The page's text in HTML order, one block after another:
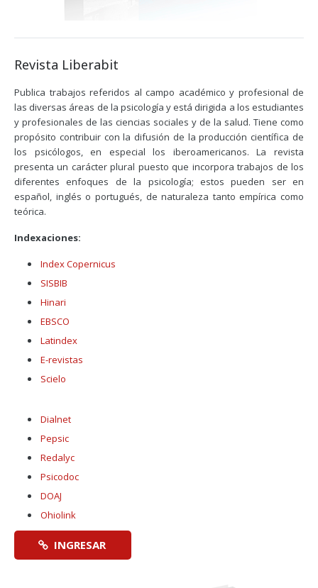
Revista Liberabit
Publica trabajos referidos al campo académico y profesional de
las diversas áreas de la psicología y está dirigida a los estudiantes
y profesionales de las ciencias sociales y de la salud. Tiene como
propósito contribuir con la difusión de la producción científica de
los psicólogos, en especial los iberoamericanos. La revista
presenta un carácter plural puesto que incorpora trabajos de los
diferentes enfoques de la psicología; estos pueden ser en
español, inglés o portugués, de naturaleza tanto empírica como
teórica.
Indexaciones:
Index Copernicus
SISBIB
Hinari
EBSCO
Latindex
E-revistas
Scielo
Dialnet
Pepsic
Redalyc
Psicodoc
DOAJ
Ohiolink
INGRESAR